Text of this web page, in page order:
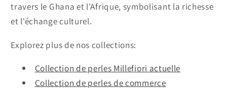
travers le Ghana et l'Afrique, symbolisant la richesse
et l'échange culturel.
Explorez plus de nos collections:
Collection de perles Millefiori actuelle
Collection de perles de commerce